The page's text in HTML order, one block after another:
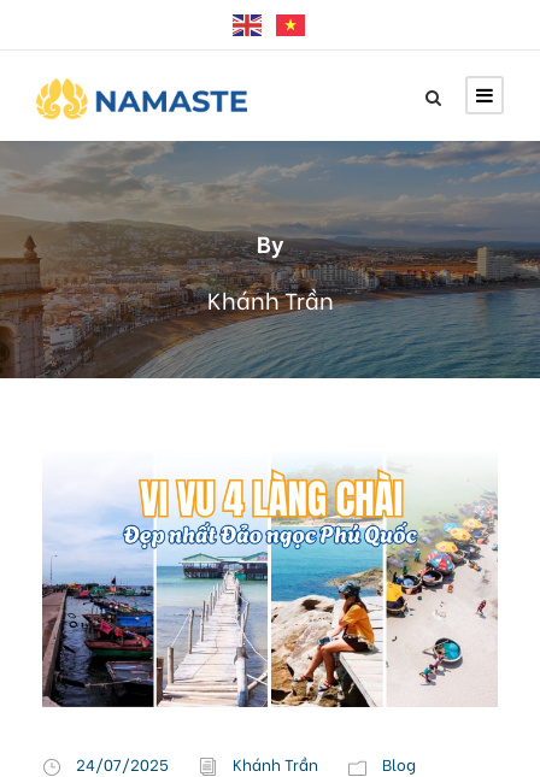
By
Khánh Trần
24/07/2025 Khánh Trần Blog